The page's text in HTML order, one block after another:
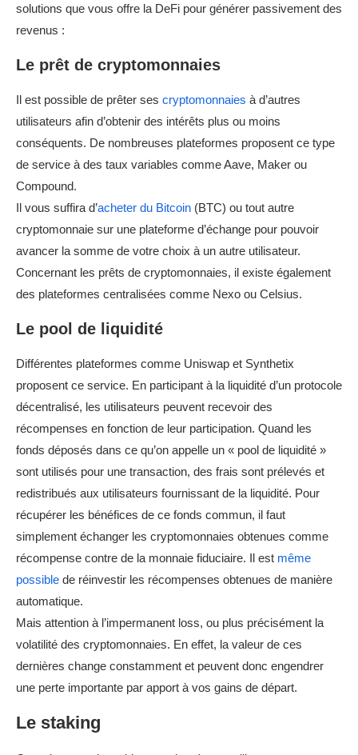
solutions que vous offre la DeFi pour générer passivement des
revenus :
Le prêt de cryptomonnaies
Il est possible de prêter ses cryptomonnaies à d’autres
utilisateurs afin d’obtenir des intérêts plus ou moins
conséquents. De nombreuses plateformes proposent ce type
de service à des taux variables comme Aave, Maker ou
Compound.
Il vous suffira d’acheter du Bitcoin (BTC) ou tout autre
cryptomonnaie sur une plateforme d’échange pour pouvoir
avancer la somme de votre choix à un autre utilisateur.
Concernant les prêts de cryptomonnaies, il existe également
des plateformes centralisées comme Nexo ou Celsius.
Le pool de liquidité
Différentes plateformes comme Uniswap et Synthetix
proposent ce service. En participant à la liquidité d’un protocole
décentralisé, les utilisateurs peuvent recevoir des
récompenses en fonction de leur participation. Quand les
fonds déposés dans ce qu’on appelle un « pool de liquidité »
sont utilisés pour une transaction, des frais sont prélevés et
redistribués aux utilisateurs fournissant de la liquidité. Pour
récupérer les bénéfices de ce fonds commun, il faut
simplement échanger les cryptomonnaies obtenues comme
récompense contre de la monnaie fiduciaire. Il est même
possible de réinvestir les récompenses obtenues de manière
automatique.
Mais attention à l’impermanent loss, ou plus précisément la
volatilité des cryptomonnaies. En effet, la valeur de ces
dernières change constamment et peuvent donc engendrer
une perte importante par apport à vos gains de départ.
Le staking